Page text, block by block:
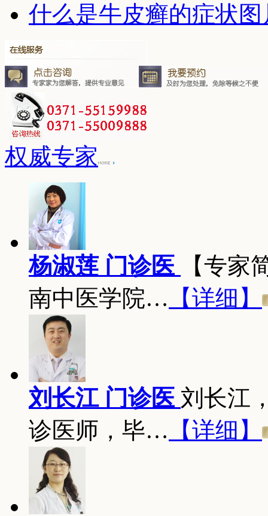
什么是牛皮癣的症状图
权威专家
杨淑莲 门诊医
【专家
南中医学院… 【详细】
刘长江 门诊医 刘长江
诊医师，毕… 【详细】